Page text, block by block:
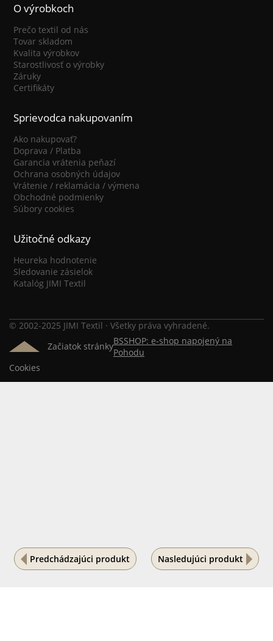
Predchádzajúci produkt Nasledujúci produkt
O výrobkoch
Prečo textil od nás
Tovar skladom
Kvalita výrobkov
Starostlivosť o výrobky
Záruky
Certifikáty
Sprievodca nakupovaním
Ako nakupovať?
Doprava / Platba
Garancia vrátenia peňazí
Ochrana osobných údajov
Vrátenie / reklamácia / výmena
Obchodné podmienky
Súbory cookies
Užitočné odkazy
Heureka hodnotenie
Sledovanie zásielok
Katalóg JIMI Textil
© 2002-2025 JIMI Textil · Všetky práva vyhradené.
Začiatok stránkyBSSHOP: e-shop napojený na
Pohodu
Cookies